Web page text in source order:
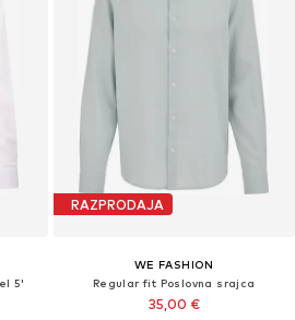
5'
RAZPRODAJA
WE FASHION
Regular fit Poslovna srajca
35,00 €